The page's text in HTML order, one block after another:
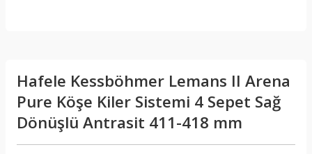
Hafele Kessböhmer Lemans II Arena
Pure Köşe Kiler Sistemi 4 Sepet Sağ
Dönüşlü Antrasit 411-418 mm